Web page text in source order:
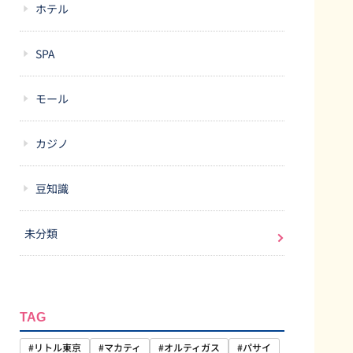
ホテル
SPA
モール
カジノ
豆知識
未分類
TAG
#リトル東京 #マカティ #オルティガス
#パサイ